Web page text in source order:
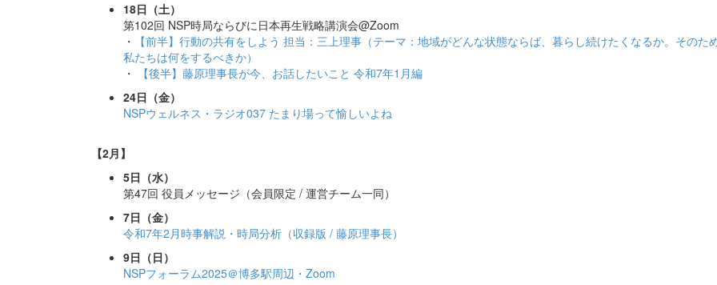
18日（土）
第102回 NSP時局ならびに日本再生戦略講演会@Zoom
・
【前半】行動の共有をしよう 担当：三上理事（テーマ：地域がどんな状態ならば、暮らし続けたくなるか。そのため
私たちは何をするべきか）
・
【後半】藤原理事長が今、お話したいこと 令和7年1月編
24日（金）
NSPウェルネス・ラジオ037 たまり場って愉しいよね
【2月】
5日（水）
第47回 役員メッセージ（会員限定 / 運営チーム一同）
7日（金）
令和7年2月時事解説・時局分析（収録版 / 藤原理事長）
9日（日）
NSPフォーラム2025＠博多駅周辺・Zoom